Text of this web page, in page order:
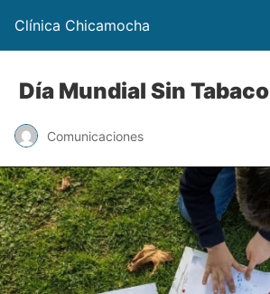
Clínica Chicamocha
Día Mundial Sin Tabaco
Comunicaciones